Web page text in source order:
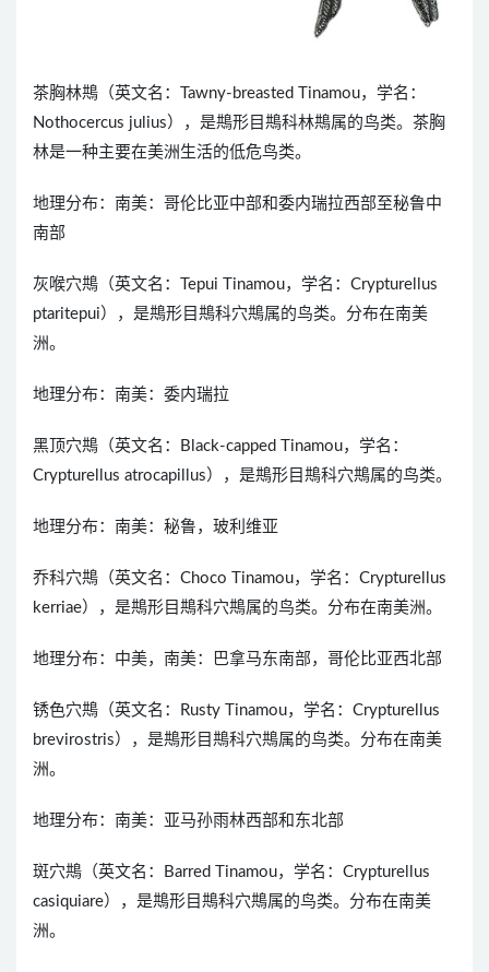
茶胸林䳍（英文名：Tawny-breasted Tinamou，学名：
Nothocercus julius），是䳍形目䳍科林䳍属的鸟类。茶胸
林是一种主要在美洲生活的低危鸟类。
地理分布：南美：哥伦比亚中部和委内瑞拉西部至秘鲁中
南部
灰喉穴䳍（英文名：Tepui Tinamou，学名：Crypturellus
ptaritepui），是䳍形目䳍科穴䳍属的鸟类。分布在南美
洲。
地理分布：南美：委内瑞拉
黑顶穴䳍（英文名：Black-capped Tinamou，学名：
Crypturellus atrocapillus），是䳍形目䳍科穴䳍属的鸟类。
地理分布：南美：秘鲁，玻利维亚
乔科穴䳍（英文名：Choco Tinamou，学名：Crypturellus
kerriae），是䳍形目䳍科穴䳍属的鸟类。分布在南美洲。
地理分布：中美，南美：巴拿马东南部，哥伦比亚西北部
锈色穴䳍（英文名：Rusty Tinamou，学名：Crypturellus
brevirostris），是䳍形目䳍科穴䳍属的鸟类。分布在南美
洲。
地理分布：南美：亚马孙雨林西部和东北部
斑穴䳍（英文名：Barred Tinamou，学名：Crypturellus
casiquiare），是䳍形目䳍科穴䳍属的鸟类。分布在南美
洲。